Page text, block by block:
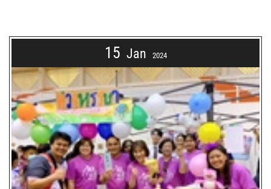
15 Jan 2024